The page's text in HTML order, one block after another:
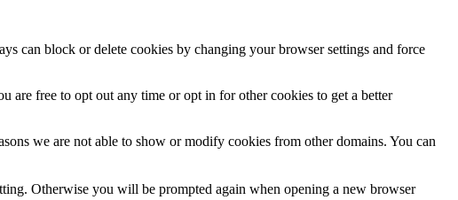
can block or delete cookies by changing your browser settings and force
are free to opt out any time or opt in for other cookies to get a better
we are not able to show or modify cookies from other domains. You can
Otherwise you will be prompted again when opening a new browser